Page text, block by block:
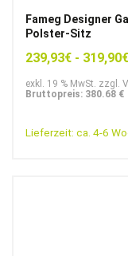
Fameg Designer
Polster-Sitz
239,93€ - 319,90€
exkl. 19 % MwSt. zzgl.
Bruttopreis: 380.68 €
Lieferzeit: ca. 4-6